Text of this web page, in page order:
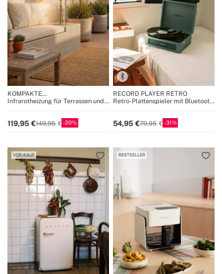
KOMPAKTE
TERRASSENHEIZUNG
Infrarotheizung für Terrassen und
119,95 149,95 20
RECORD PLAYER RETRO
Retro-Plattenspieler mit Bluetooth,
54,95 79,95 31
VOR-KAUF BESTSELLER